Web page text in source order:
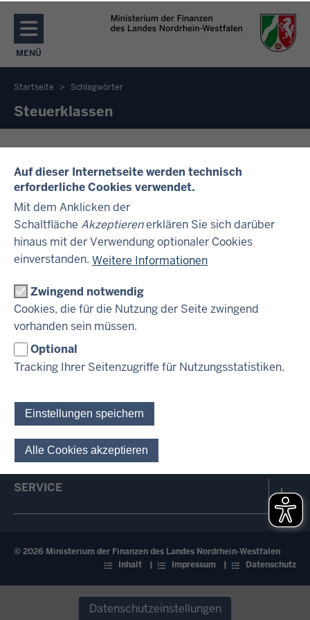
Datenschutzeinstellungen
Auf dieser Internetseite werden technisch
erforderliche Cookies verwendet.
Mit dem Anklicken der
Schaltfläche Akzeptierenerklären Sie sich darüber
hinaus mit der Verwendung optionaler Cookies
einverstanden. Weitere Informationen
Zwingend notwendig
Cookies, die für die Nutzung der Seite zwingend
vorhanden sein müssen.
Optional
Tracking Ihrer Seitenzugriffe für Nutzungsstatistiken.
Einstellungen speichern
Alle Cookies akzeptieren
Direkt zum Inhalt
MENÜ
NAVIGATION AKTIVIEREN/DEAKTIVIEREN: MENÜ
Sie
befinden
sich
hier
Startseite Schlagwörter
Steuerklassen
FAQ Steuerabzugsmerkmale
Hier haben wir für Sie wichtige Fragen zu den
Freibeträge etc. zusammen gestellt. Weiterführende
Informationen finden Sie im Download- Bereich.
IM ÜBERBLICK
INHALT
PRESSE
HAUSHALT & FINANZEN
ÜBER UNS
SERVICE
© 2026 Ministerium der Finanzen des Landes Nordrhein-Westfalen
Fußzeile
Inhalt Impressum Datenschutz